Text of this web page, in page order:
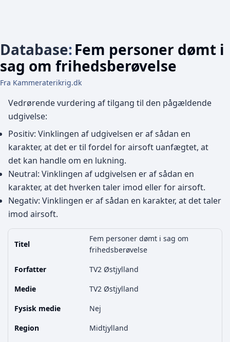
Database:Fem personer dømt i
sag om frihedsberøvelse
Fra Kammeraterikrig.dk
Vedrørende vurdering af tilgang til den pågældende
udgivelse:
Positiv: Vinklingen af udgivelsen er af sådan en
karakter, at det er til fordel for airsoft uanfægtet, at
det kan handle om en lukning.
Neutral: Vinklingen af udgivelsen er af sådan en
karakter, at det hverken taler imod eller for airsoft.
Negativ: Vinklingen er af sådan en karakter, at det taler
imod airsoft.
Titel
Fem personer dømt i sag om
frihedsberøvelse
Forfatter
TV2 Østjylland
Medie
TV2 Østjylland
Fysisk medie
Nej
Region
Midtjylland